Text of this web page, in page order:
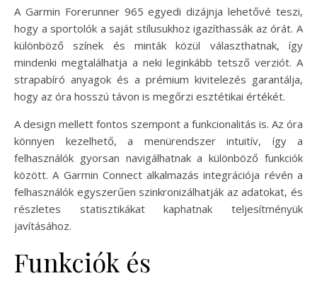
A Garmin Forerunner 965 egyedi dizájnja lehetővé teszi,
hogy a sportolók a saját stílusukhoz igazíthassák az órát. A
különböző színek és minták közül választhatnak, így
mindenki megtalálhatja a neki leginkább tetsző verziót. A
strapabíró anyagok és a prémium kivitelezés garantálja,
hogy az óra hosszú távon is megőrzi esztétikai értékét.
A design mellett fontos szempont a funkcionalitás is. Az óra
könnyen kezelhető, a menürendszer intuitív, így a
felhasználók gyorsan navigálhatnak a különböző funkciók
között. A Garmin Connect alkalmazás integrációja révén a
felhasználók egyszerűen szinkronizálhatják az adatokat, és
részletes statisztikákat kaphatnak teljesítményük
javításához.
Funkciók és